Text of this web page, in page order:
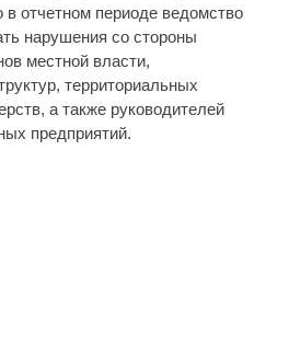
отчетном периоде ведомство
нарушения со стороны
местной власти,
территориальных
а также руководителей
предприятий.